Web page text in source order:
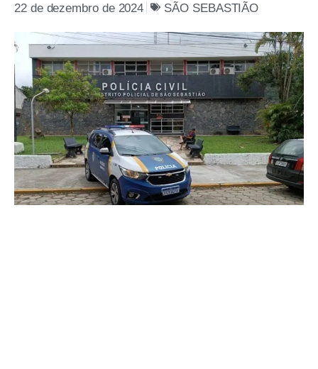
22 de dezembro de 2024 SÃO SEBASTIÃO